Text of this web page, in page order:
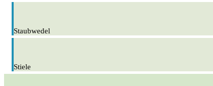
Staubwedel
Stiele